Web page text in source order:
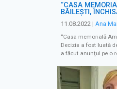
“CASA
BĂILEŞTI,
11.08.2022 | Ana
“Casa memorială
Decizia a fost luată
a făcut anunţul pe o